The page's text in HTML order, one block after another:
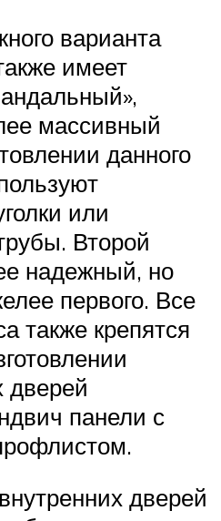
варианта
имеет
массивный
данного
или
Второй
надежный, но
первого. Все
также крепятся
дверей
панели с
дверей